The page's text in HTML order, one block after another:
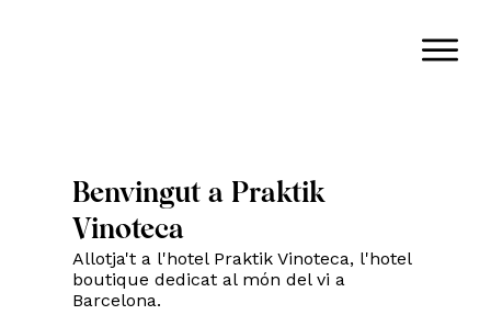
Benvingut a Praktik
Vinoteca
Allotja't a l'hotel Praktik Vinoteca, l'hotel
boutique dedicat al món del vi a
Barcelona.